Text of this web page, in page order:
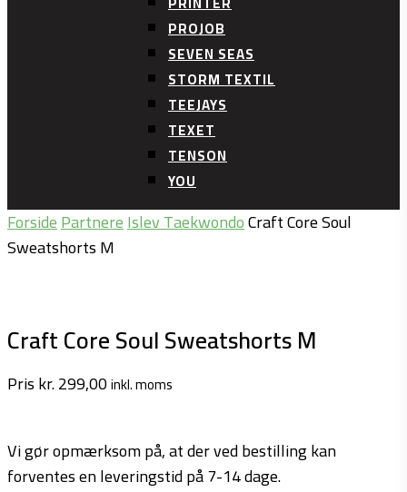
PROJOB
SEVEN SEAS
STORM TEXTIL
TEEJAYS
TEXET
TENSON
YOU
ForsidePartnereIslev TaekwondoCraft Core Soul
Sweatshorts M
Craft Core Soul Sweatshorts M
Priskr.299,00inkl. moms
Vi gør opmærksom på, at der ved bestilling kan
forventes en leveringstid på 7-14 dage.